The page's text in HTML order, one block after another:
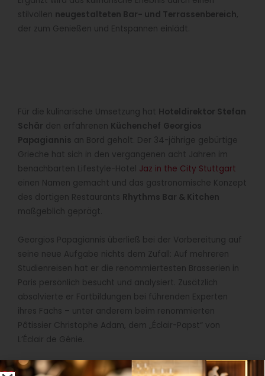
stilvollen neugestalteten Bar- und Terrassenbereich,
der zum Genießen und Entspannen einlädt.
Für die kulinarische Umsetzung hat Hoteldirektor Stefan
Schär den erfahrenen Küchenchef Georgios
Papagiannis an Bord geholt. Der 34-jährige gebürtige
Grieche hat sich in den vergangenen acht Jahren im
benachbarten Lifestyle-Hotel Jaz in the City Stuttgart
einen Namen gemacht und das gastronomische Konzept
des dortigen Restaurants Rhythms Bar & Kitchen
maßgeblich geprägt.
Georgios Papagiannis überließ bei der Vorbereitung auf
seine neue Aufgabe nichts dem Zufall: Auf mehreren
Studienreisen hat er die renommiertesten Brasserien in
Paris persönlich besucht und analysiert. Zusätzlich
absolvierte er Fortbildungen bei führenden Experten
ihres Fachs – unter anderem beim renommierten
Pâtissier Christophe Adam, dem „Éclair-Papst“ von
L’Éclair de Génie.
Mit La Brasserie Restaurant & Bar bringt er nun seine